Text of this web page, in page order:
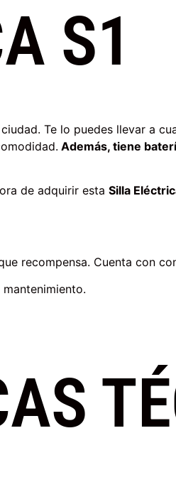
S1
Te lo puedes llevar a
Además, tiene
de adquirir estaSilla
recompensa. Cuenta con